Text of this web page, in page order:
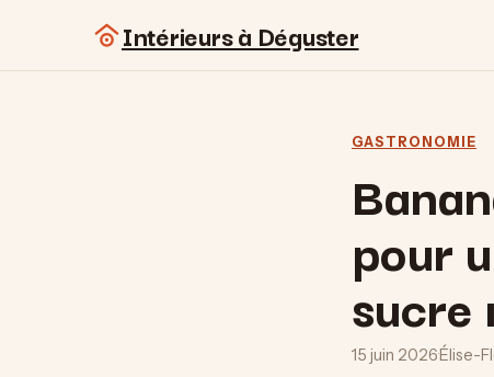
Intérieurs à Déguster
GASTRONOMIE
pour
sucre
15 juin 2026·Élise-